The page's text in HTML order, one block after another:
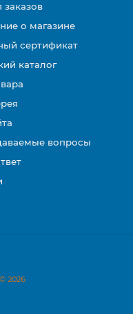
заказов
о магазине
сертификат
каталог
вопросы
2026